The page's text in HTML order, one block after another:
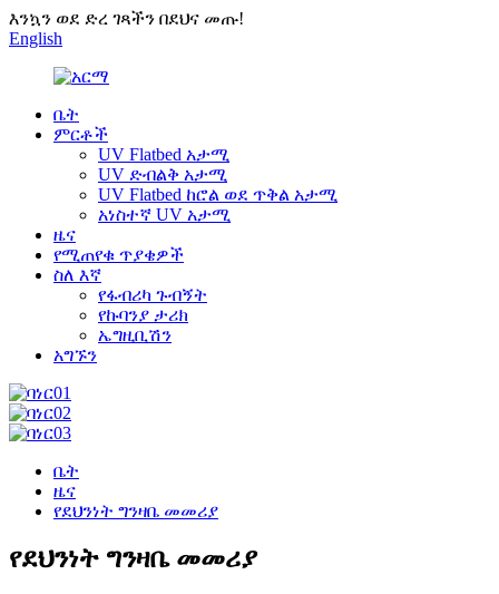
እንኳን ወደ ድረ ገጻችን በደህና መጡ!
English
ቤት
ምርቶች
UV Flatbed አታሚ
UV ድብልቅ አታሚ
UV Flatbed ከሮል ወደ ጥቅል አታሚ
አነስተኛ UV አታሚ
ዜና
የሚጠየቁ ጥያቄዎች
ስለ እኛ
የፋብሪካ ጉብኝት
የኩባንያ ታሪክ
ኤግዚቢሽን
አግኙን
ቤት
ዜና
የደህንነት ግንዛቤ መመሪያ
የደህንነት ግንዛቤ መመሪያ